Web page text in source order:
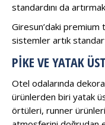
standardını da
Giresun’daki
sistemler artık
PIKE VE YATAK
Otel odalarında
ürünlerden biri yatak
örtüleri, runner